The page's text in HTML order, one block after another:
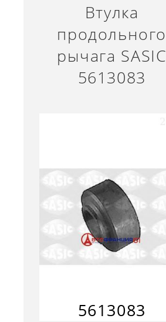
Втулка
продольного
рычага SASIC
5613083
5613083